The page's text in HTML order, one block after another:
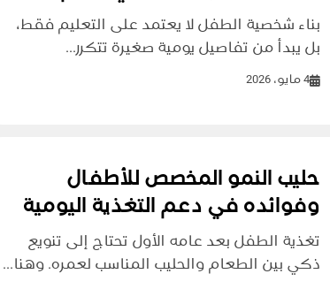
بناء شخصية الطفل لا يعتمد على التعليم فقط،
بل يبدأ من تفاصيل يومية صغيرة تتكرر...
4 مايو، 2026
حليب النمو المخصص للأطفال
وفوائده في دعم التغذية اليومية
تغذية الطفل بعد عامه الأول تحتاج إلى تنويع
ذكي بين الطعام والحليب المناسب لعمره. وهنا...